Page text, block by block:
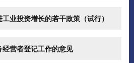
业投资增长的若干政策（试行）
营者登记工作的意见